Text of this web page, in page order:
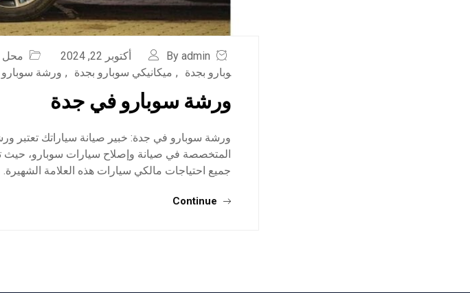
By admin أكتوبر 22, 2024 محل
وبارو بجدة
, ميكانيكي سوبارو بجدة , ورشة
ورشة سوبارو في جدة
ورشة سوبارو في جدة: خبير صيانة سياراتك تعتبر
المتخصصة في صيانة وإصلاح سيارات سوبارو، حيث
جميع احتياجات مالكي سيارات هذه العلامة الشهيرة.
Continue